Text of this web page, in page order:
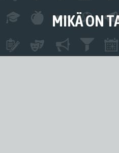
MIKÄ ON